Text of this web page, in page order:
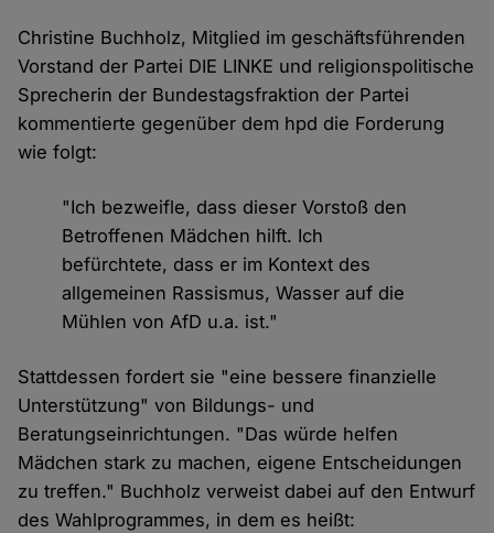
Christine Buchholz, Mitglied im geschäftsführenden
Vorstand der Partei DIE LINKE und religionspolitische
Sprecherin der Bundestagsfraktion der Partei
kommentierte gegenüber dem hpd die Forderung
wie folgt:
"Ich bezweifle, dass dieser Vorstoß den
Betroffenen Mädchen hilft. Ich
befürchtete, dass er im Kontext des
allgemeinen Rassismus, Wasser auf die
Mühlen von AfD u.a. ist."
Stattdessen fordert sie "eine bessere finanzielle
Unterstützung" von Bildungs- und
Beratungseinrichtungen. "Das würde helfen
Mädchen stark zu machen, eigene Entscheidungen
zu treffen." Buchholz verweist dabei auf den Entwurf
des Wahlprogrammes, in dem es heißt: